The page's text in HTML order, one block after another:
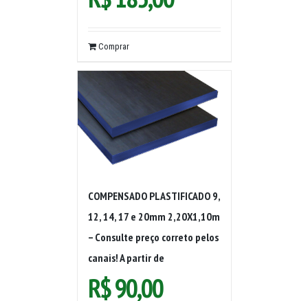
Comprar
COMPENSADO PLASTIFICADO 9,
12, 14, 17 e 20mm 2,20X1,10m
– Consulte preço correto pelos
canais! A partir de
R$90,00